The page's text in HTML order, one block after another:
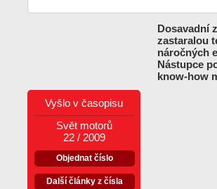
Dosavadní
zastaralou
náročných
Nástupce
know-how
Vyšlo v časopisu
Svět motorů
22 / 2009
Objednat číslo
Další články z čísla